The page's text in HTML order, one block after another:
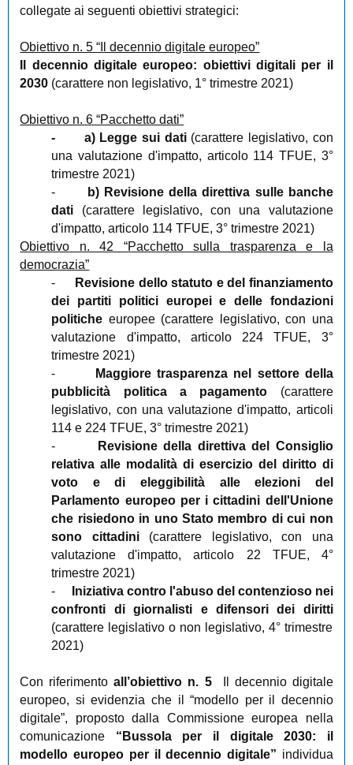
collegate ai seguenti obiettivi strategici:
Obiettivo n. 5 “Il decennio digitale europeo”
Il decennio digitale europeo: obiettivi digitali per il
2030 (carattere non legislativo, 1° trimestre 2021)
Obiettivo n. 6 “Pacchetto dati”
-
a) Legge sui dati(carattere legislativo, con
una valutazione d'impatto, articolo 114 TFUE, 3°
trimestre 2021)
-
b) Revisione della direttiva sulle banche
dati (carattere legislativo, con una valutazione
d'impatto, articolo 114 TFUE, 3° trimestre 2021)
Obiettivo n. 42 “Pacchetto sulla trasparenza e la
democrazia”
-
Revisione dello statuto e del finanziamento
dei partiti politici europei e delle fondazioni
politiche europee (carattere legislativo, con una
valutazione d'impatto, articolo 224 TFUE, 3°
trimestre 2021)
-
Maggiore trasparenza nel settore della
pubblicità politica a pagamento (carattere
legislativo, con una valutazione d'impatto, articoli
114 e 224 TFUE, 3° trimestre 2021)
-
Revisione della direttiva del Consiglio
relativa alle modalità di esercizio del diritto di
voto e di eleggibilità alle elezioni del
Parlamento europeo per i cittadini dell'Unione
che risiedono in uno Stato membro di cui non
sono cittadini(carattere legislativo, con una
valutazione d'impatto, articolo 22 TFUE, 4°
trimestre 2021)
-
Iniziativa contro l'abuso del contenzioso nei
confronti di giornalisti e difensori dei diritti
(carattere legislativo o non legislativo, 4° trimestre
2021)
Con riferimentoall’obiettivo n. 5Il decennio digitale
europeo, si evidenzia che il “modello per il decennio
digitale”, proposto dalla Commissione europea nella
comunicazione “Bussola per il digitale 2030: il
modello europeo per il decennio digitale” individua